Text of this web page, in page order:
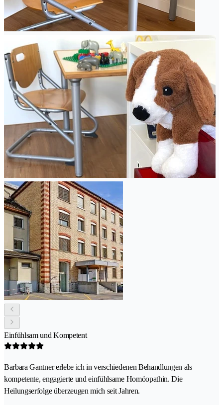
Einfühlsam und Kompetent
Barbara Gantner erlebe ich in verschiedenen Behandlungen als
kompetente, engagierte und einfühlsame Homöopathin. Die
Heilungserfolge überzeugen mich seit Jahren.